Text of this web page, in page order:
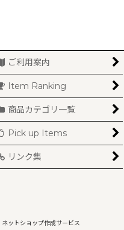
ご利用案内
Item Ranking
商品カテゴリ一覧
Pick up Items
リンク集
ネットショップ作成サービス